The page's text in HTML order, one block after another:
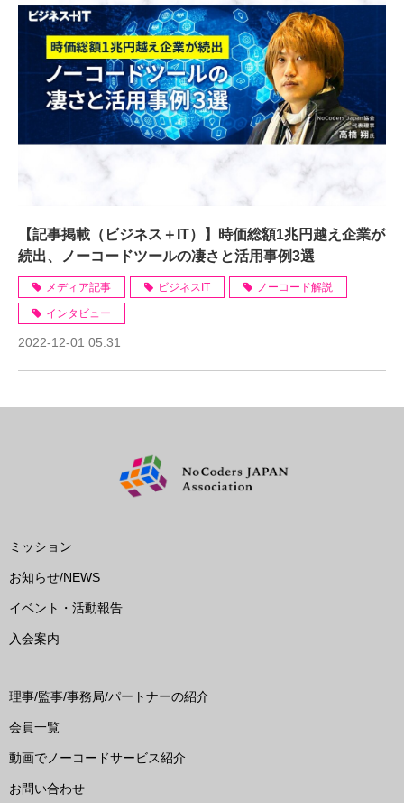
【記事掲載（ビジネス＋IT）】時価総額1兆円越え企業が
続出、ノーコードツールの凄さと活用事例3選
メディア記事 ビジネスIT ノーコード解説
インタビュー
2022-12-01 05:31
ミッション
お知らせ/NEWS
イベント・活動報告
入会案内
理事/監事/事務局/パートナーの紹介
会員一覧
動画でノーコードサービス紹介
お問い合わせ